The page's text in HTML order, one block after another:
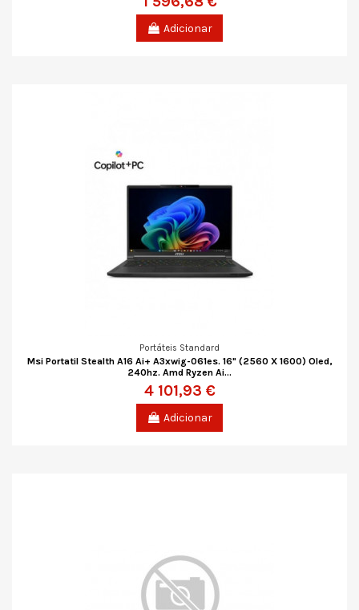
Adicionar
Portáteis Standard
Msi Portatil Stealth A16 Ai+ A3xwig-061es. 16" (2560 X 1600) Oled,
240hz. Amd Ryzen Ai...
4 101,93 €
Adicionar